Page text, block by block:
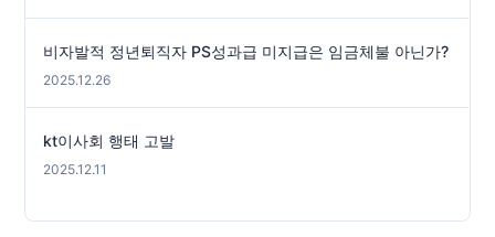
비자발적 정년퇴직자 PS성과급 미지급은 임금체불 아닌가?
2025.12.26
kt이사회 행태 고발
2025.12.11